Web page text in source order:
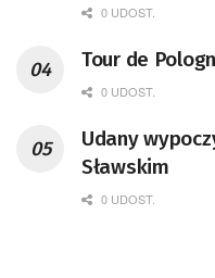
0 UDOST.
Tour de
0 UDOST.
Udany
Sławskim
0 UDOST.